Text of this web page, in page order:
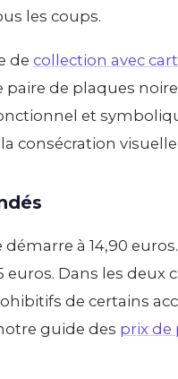
les coups.
de collection avec
de plaques
et
consécration
à 14,90
Dans les deux
de certains
guide des prix de